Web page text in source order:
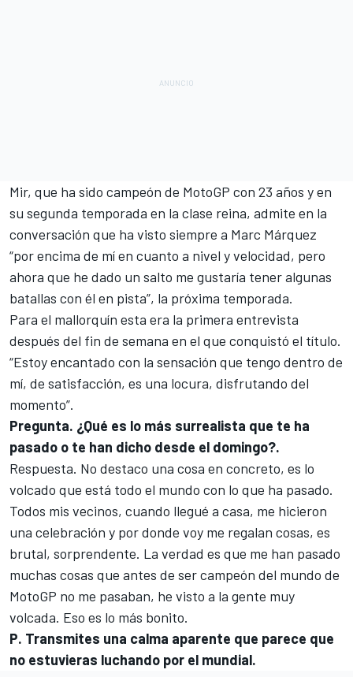
Mir, que ha sido campeón de MotoGP con 23 años y en
su segunda temporada en la clase reina, admite en la
conversación que ha visto siempre a Marc Márquez
“por encima de mí en cuanto a nivel y velocidad, pero
ahora que he dado un salto me gustaría tener algunas
batallas con él en pista”, la próxima temporada.
Para el mallorquín esta era la primera entrevista
después del fin de semana en el que conquistó el título.
“Estoy encantado con la sensación que tengo dentro de
mí, de satisfacción, es una locura, disfrutando del
momento”.
Pregunta. ¿Qué es lo más surrealista que te ha
pasado o te han dicho desde el domingo?.
Respuesta. No destaco una cosa en concreto, es lo
volcado que está todo el mundo con lo que ha pasado.
Todos mis vecinos, cuando llegué a casa, me hicieron
una celebración y por donde voy me regalan cosas, es
brutal, sorprendente. La verdad es que me han pasado
muchas cosas que antes de ser campeón del mundo de
MotoGP no me pasaban, he visto a la gente muy
volcada. Eso es lo más bonito.
P. Transmites una calma aparente que parece que
no estuvieras luchando por el mundial.